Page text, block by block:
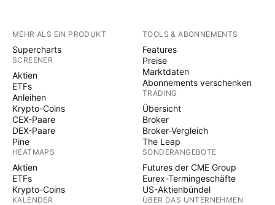
MEHR ALS EIN PRODUKT
Supercharts
SCREENER
Aktien
ETFs
Anleihen
Krypto-Coins
CEX-Paare
DEX-Paare
Pine
HEATMAPS
Aktien
ETFs
Krypto-Coins
KALENDER
TOOLS & ABONNEMENTS
Features
Preise
Marktdaten
Abonnements verschenken
TRADING
Übersicht
Broker
Broker-Vergleich
The Leap
SONDERANGEBOTE
Futures der CME Group
Eurex-Termingeschäfte
US-Aktienbündel
ÜBER DAS UNTERNEHMEN